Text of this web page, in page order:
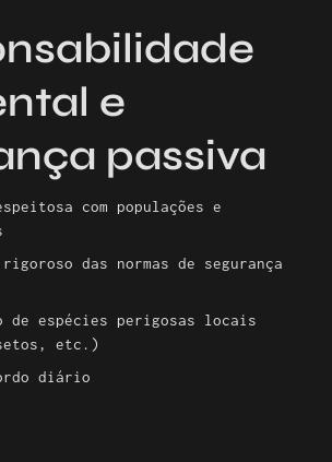
e
passiva
com populações e
rigoroso das normas de segurança
de espécies perigosas locais
etc.)
diário